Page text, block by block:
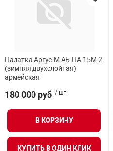
Палатка Аргус-М АБ-ПА-15М-2
(зимняя двухслойная)
армейская
180 000 руб / шт.
В КОРЗИНУ
КУПИТЬ В ОДИН КЛИК